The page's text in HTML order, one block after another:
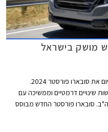
סמלת, יבואנית סובארו לישראל, משיקה היום את סובארו פורסטר 2024.
שינויים דרמטיים וממשיכה עם
סובארו פורסטר החדש מבוסס